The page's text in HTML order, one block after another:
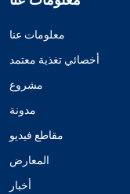
معلومات عنا
أخصائي تغذية معتمد
مشروع
مدونة
مقاطع فيديو
المعارض
أخبار